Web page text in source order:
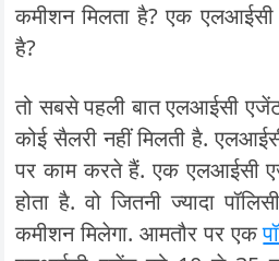
कमीशन मिलता है? एक
है?
तो सबसे पहली बात एलआईसी
कोई सैलरी नहीं मिलती है.
पर काम करते हैं. एक एलआईसी
होता है. वो जितनी ज्यादा
कमीशन मिलेगा. आमतौर पर एक